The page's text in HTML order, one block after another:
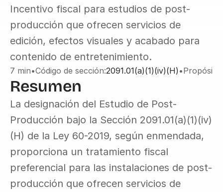
Incentivo fiscal para estudios de post-
producción que ofrecen servicios de
edición, efectos visuales y acabado para
contenido de entretenimiento.
7 min•Código de sección:2091.01(a)(1)(iv)(H)•Propósito:
Resumen
La designación del Estudio de Post-
Producción bajo la Sección 2091.01(a)(1)(iv)
(H) de la Ley 60-2019, según enmendada,
proporciona un tratamiento fiscal
preferencial para las instalaciones de post-
producción que ofrecen servicios de